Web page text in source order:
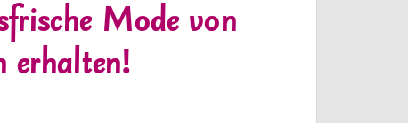
Mode von
erhalten!